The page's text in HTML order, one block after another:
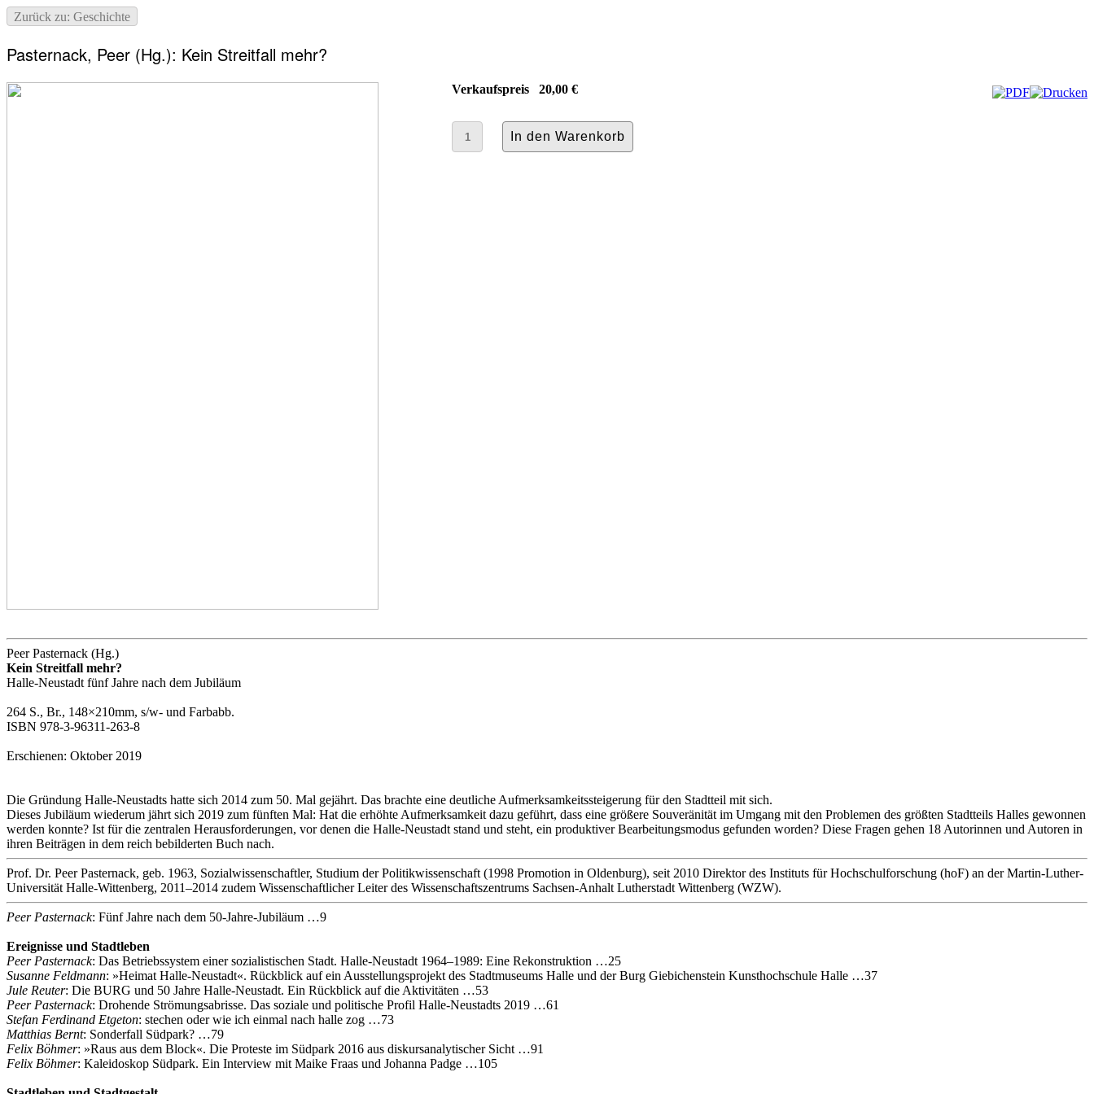
Zurück zu: Geschichte
Pasternack, Peer (Hg.): Kein Streitfall mehr?
Verkaufspreis 20,00 €
Peer Pasternack (Hg.)
Kein Streitfall mehr?
Halle‐Neustadt fünf Jahre nach dem Jubiläum
264 S., Br., 148×210mm, s/w- und Farbabb.
ISBN 978‐3‐96311‐263‐8
Erschienen: Oktober 2019
Die Gründung Halle-Neustadts hatte sich 2014 zum 50. Mal gejährt. Das brachte eine deutliche Aufmerksamkeitssteigerung für den Stadtteil mit sich.
Dieses Jubiläum wiederum jährt sich 2019 zum fünften Mal: Hat die erhöhte Aufmerksamkeit dazu geführt, dass eine größere Souveränität im Umgang mit den Problemen des größten Stadtteils Halles gewonnen
werden konnte? Ist für die zentralen Herausforderungen, vor denen die Halle-Neustadt stand und steht, ein produktiver Bearbeitungsmodus gefunden worden? Diese Fragen gehen 18 Autorinnen und Autoren in
ihren Beiträgen in dem reich bebilderten Buch nach.
Prof. Dr. Peer Pasternack, geb. 1963, Sozialwissenschaftler, Studium der Politikwissenschaft (1998 Promotion in Oldenburg), seit 2010 Direktor des Instituts für Hochschulforschung (hoF) an der Martin-Luther-
Universität Halle-Wittenberg, 2011–2014 zudem Wissenschaftlicher Leiter des Wissenschaftszentrums Sachsen-Anhalt Lutherstadt Wittenberg (WZW).
Peer Pasternack: Fünf Jahre nach dem 50‐Jahre‐Jubiläum …9
Ereignisse und Stadtleben
Peer Pasternack: Das Betriebssystem einer sozialistischen Stadt. Halle‐Neustadt 1964–1989: Eine Rekonstruktion …25
Susanne Feldmann: »Heimat Halle‐Neustadt«. Rückblick auf ein Ausstellungsprojekt des Stadtmuseums Halle und der Burg Giebichenstein Kunsthochschule Halle …37
Jule Reuter: Die BURG und 50 Jahre Halle‐Neustadt. Ein Rückblick auf die Aktivitäten …53
Peer Pasternack: Drohende Strömungsabrisse. Das soziale und politische Profil Halle‐Neustadts 2019 …61
Stefan Ferdinand Etgeton: stechen oder wie ich einmal nach halle zog …73
Matthias Bernt: Sonderfall Südpark? …79
Felix Böhmer: »Raus aus dem Block«. Die Proteste im Südpark 2016 aus diskursanalytischer Sicht …91
Felix Böhmer: Kaleidoskop Südpark. Ein Interview mit Maike Fraas und Johanna Padge …105